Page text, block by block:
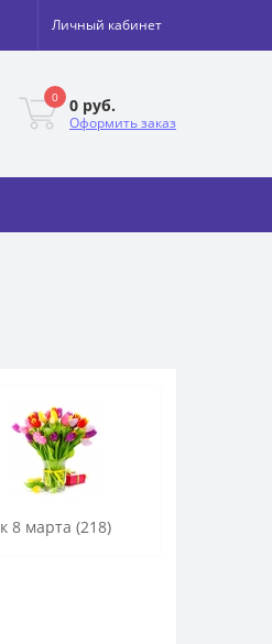
Личный кабинет
0 0 руб.
Оформить заказ
к 8 марта (218)